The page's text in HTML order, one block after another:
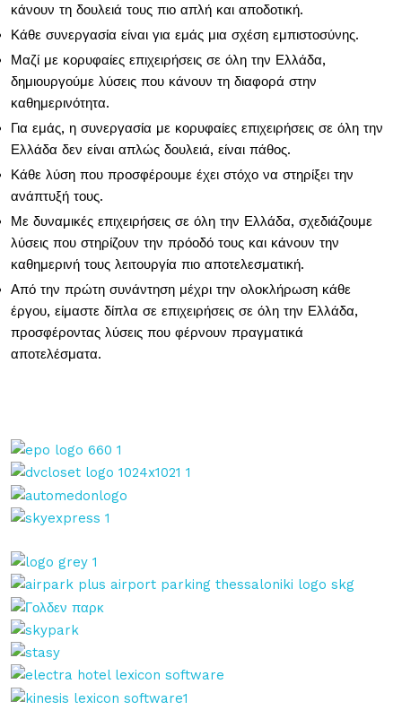
κάνουν τη δουλειά τους πιο απλή και αποδοτική.
Κάθε συνεργασία είναι για εμάς μια σχέση εμπιστοσύνης.
Μαζί με κορυφαίες επιχειρήσεις σε όλη την Ελλάδα,
δημιουργούμε λύσεις που κάνουν τη διαφορά στην
καθημερινότητα.
Για εμάς, η συνεργασία με κορυφαίες επιχειρήσεις σε όλη την
Ελλάδα δεν είναι απλώς δουλειά, είναι πάθος.
Κάθε λύση που προσφέρουμε έχει στόχο να στηρίξει την
ανάπτυξή τους.
Με δυναμικές επιχειρήσεις σε όλη την Ελλάδα, σχεδιάζουμε
λύσεις που στηρίζουν την πρόοδό τους και κάνουν την
καθημερινή τους λειτουργία πιο αποτελεσματική.
Από την πρώτη συνάντηση μέχρι την ολοκλήρωση κάθε
έργου, είμαστε δίπλα σε επιχειρήσεις σε όλη την Ελλάδα,
προσφέροντας λύσεις που φέρνουν πραγματικά
αποτελέσματα.